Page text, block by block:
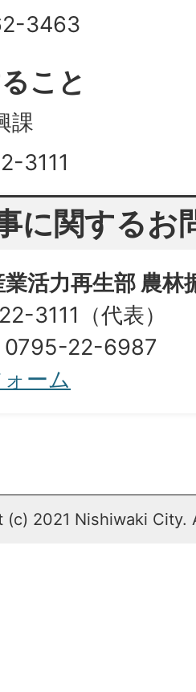
3463
こと
課
3111
に関するお
活力再生部 農林
3111（代表）
0795-22-6987
ーム
(c) 2021 Nishiwaki City.